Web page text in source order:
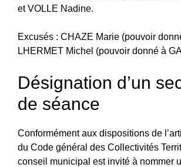
et VOLLE Nadine.
Excusés : CHAZE Marie (pouvoir
LHERMET Michel (pouvoir donné à
Désignation d’un
de séance
Conformément aux dispositions de
du Code général des Collectivités
conseil municipal est invité à nommer